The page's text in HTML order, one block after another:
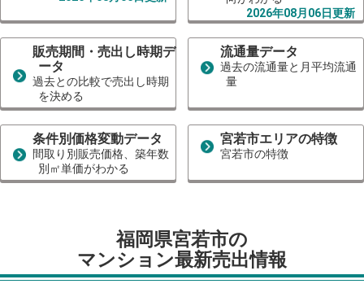
2026年08月06日更新
販売期間・売出し時期デ
ータ
過去との比較で売出し時期
を決める
流通量データ
過去の流通量と月平均流通
量
条件別価格変動データ
間取り別販売価格、築年数
別㎡単価がわかる
宮若市エリアの特徴
宮若市の特徴
福岡県宮若市の
マンション最新売出情報